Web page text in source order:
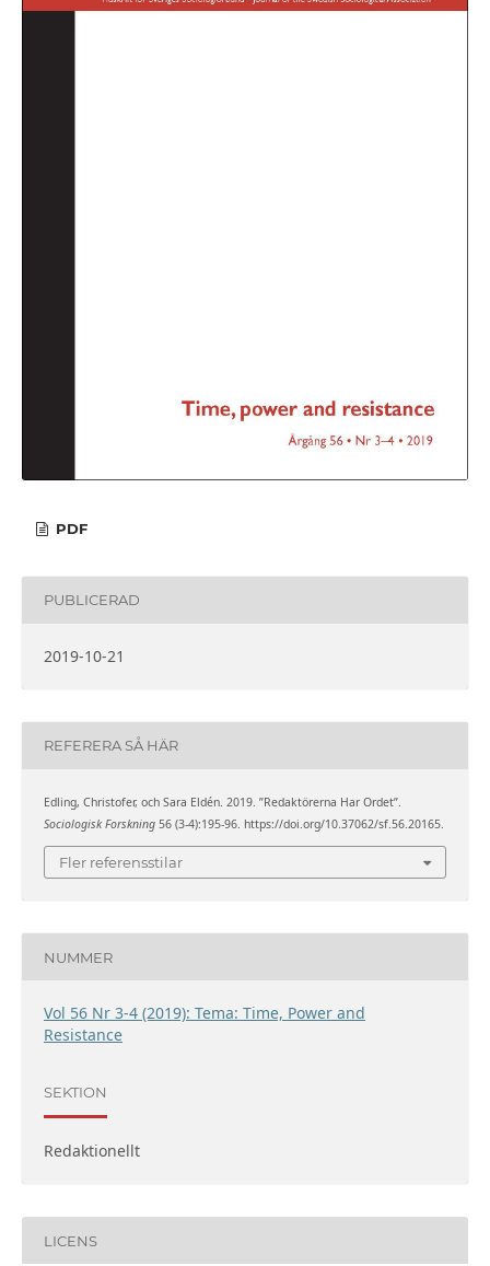
PDF
PUBLICERAD
2019-10-21
REFERERA SÅ HÄR
Edling, Christofer, och Sara Eldén. 2019. ”Redaktörerna Har Ordet”.
Sociologisk Forskning56 (3-4):195-96. https://doi.org/10.37062/sf.56.20165.
Fler referensstilar
NUMMER
Vol 56 Nr 3-4 (2019): Tema: Time, Power and
Resistance
SEKTION
Redaktionellt
LICENS